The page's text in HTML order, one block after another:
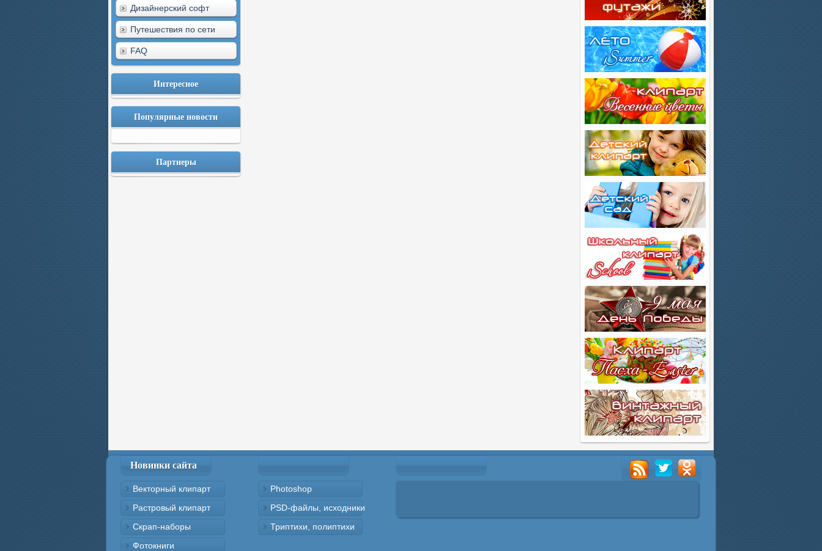
Дизайнерский софт
Путешествия по сети
FAQ
Интересное
Популярные новости
Партнеры
Новинки сайта
Векторный клипарт
Растровый клипарт
Скрап-наборы
Фотокниги
Photoshop
PSD-файлы, исходники
Триптихи, полиптихи